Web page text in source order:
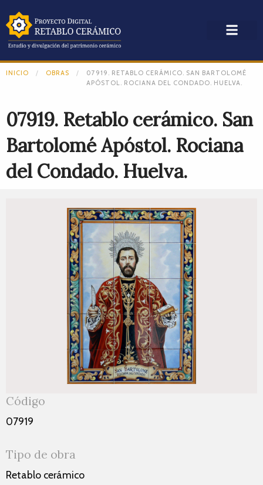
INICIO OBRAS
07919. RETABLO CERÁMICO. SAN BARTOLOMÉ
APÓSTOL. ROCIANA DEL CONDADO. HUELVA.
07919. Retablo cerámico. San
Bartolomé Apóstol. Rociana
del Condado. Huelva.
Código
07919
Tipo de obra
Retablo cerámico